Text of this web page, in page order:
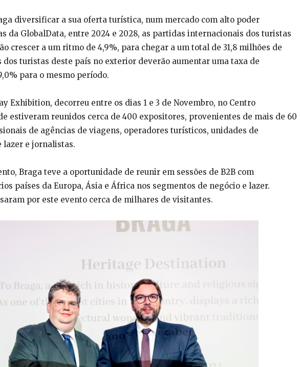
diversificar a sua oferta turística, num mercado com alto poder
da GlobalData, entre 2024 e 2028, as partidas internacionais dos turistas
crescer a um ritmo de 4,9%, para chegar a um total de 31,8 milhões de
dos turistas deste país no exterior deverão aumentar uma taxa de
para o mesmo período.
Exhibition, decorreu entre os dias 1 e 3 de Novembro, no Centro
estiveram reunidos cerca de 400 expositores, provenientes de mais de 60
de agências de viagens, operadores turísticos, unidades de
lazer e jornalistas.
Braga teve a oportunidade de reunir em sessões de B2B com
países da Europa, Ásia e África nos segmentos de negócio e lazer.
por este evento cerca de milhares de visitantes.